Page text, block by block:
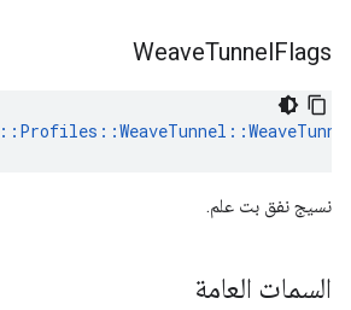
WeaveTunnelFlags
:: Profiles ::WeaveTunnel ::
نسيج نفق بت علم.
السمات العامة